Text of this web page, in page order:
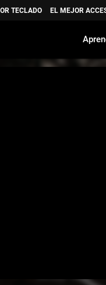
TECLADO EL MEJOR